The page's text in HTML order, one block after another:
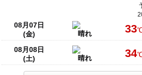
08月07日
(金)
晴れ 33
08月08日
(土)
晴れ 34